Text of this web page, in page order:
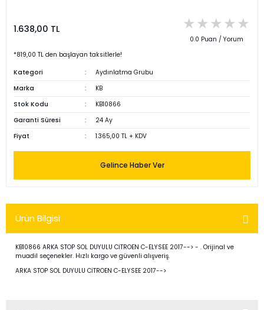
1.638,00 TL
0.0 Puan / Yorum
*819,00 TL den başlayan taksitlerle!
Kategori
Aydınlatma Grubu
Marka
KB
Stok Kodu
KB10866
Garanti Süresi
24 Ay
Fiyat
1.365,00 TL + KDV
Gelince Haber Ver
Ürün Bilgisi
KB10866 ARKA STOP SOL DUYULU CİTROEN C-ELYSEE 2017--> - . Orijinal ve
muadil seçenekler. Hızlı kargo ve güvenli alışveriş.
ARKA STOP SOL DUYULU CİTROEN C-ELYSEE 2017-->